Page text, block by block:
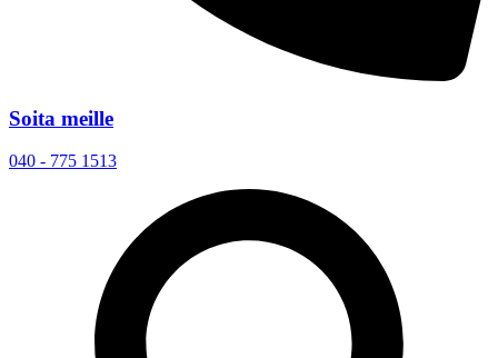
Soita meille
040 - 775 1513